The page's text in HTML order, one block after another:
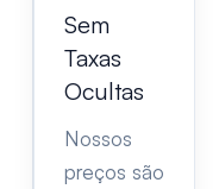
Sem
Taxas
Ocultas
Nossos
preços são